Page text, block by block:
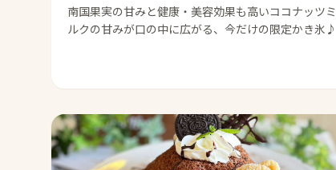
南国果実の甘みと健康・美容効果も高いココナッツミ
ルクの甘みが口の中に広がる、今だけの限定かき氷♪